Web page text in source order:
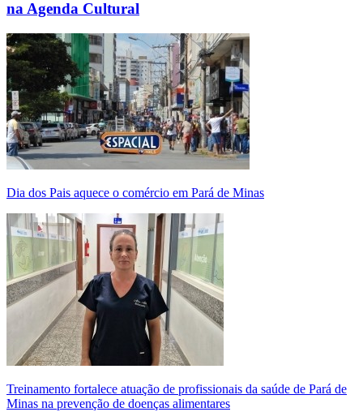
na Agenda Cultural
Dia dos Pais aquece o comércio em Pará de Minas
Treinamento fortalece atuação de profissionais da saúde de Pará de
Minas na prevenção de doenças alimentares